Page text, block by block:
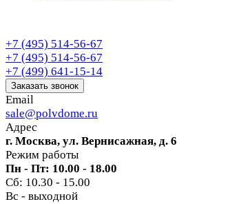
+7 (495) 514-56-67
+7 (495) 514-56-67
+7 (499) 641-15-14
Заказать звонок
Email
sale@polvdome.ru
Адрес
г. Москва, ул. Вернисажная, д. 6
Режим работы
Пн - Пт: 10.00 - 18.00
Сб: 10.30 - 15.00
Вс - выходной